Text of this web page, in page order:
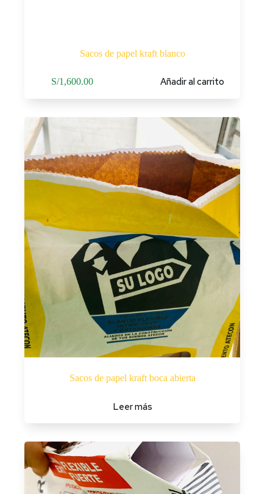
Sacos de papel kraft blanco
S/1,600.00 Añadir al carrito
Sacos de papel kraft boca abierta
Leer más